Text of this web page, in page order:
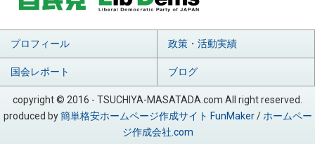
プロフィール 政策・活動実績
国会レポート ブログ
copyright © 2016 - TSUCHIYA-MASATADA.com All right reserved.
produced by簡単格安ホームページ作成サイト FunMaker/ ホームペー
ジ作成会社.com